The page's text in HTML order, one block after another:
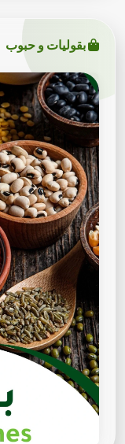
بقوليات و حبوب